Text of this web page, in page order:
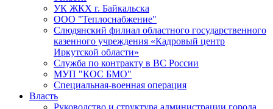
УК ЖКХ г. Байкальска
ООО "Теплоснабжение"
Слюдянский филиал областного государственного
казенного учреждения «Кадровый центр
Иркутской области»
Служба по контракту в ВС России
МУП "КОС БМО"
Специальная-военная операция
Власть
Руководство и структура администрации города